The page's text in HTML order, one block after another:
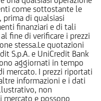
come sottostante le
prima di qualsiasi
finanziari e di tali
fine di verificare i prezzi
stessa.Le quotazioni
S.p.A. e UniCredit Bank
aggiornati in tempo
mercato. I prezzi riportati
informazioni e i dati
non
e possono